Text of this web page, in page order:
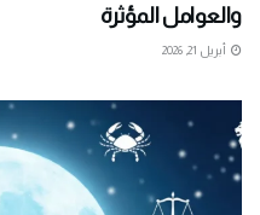
والعوامل المؤثرة
أبريل 21, 2026